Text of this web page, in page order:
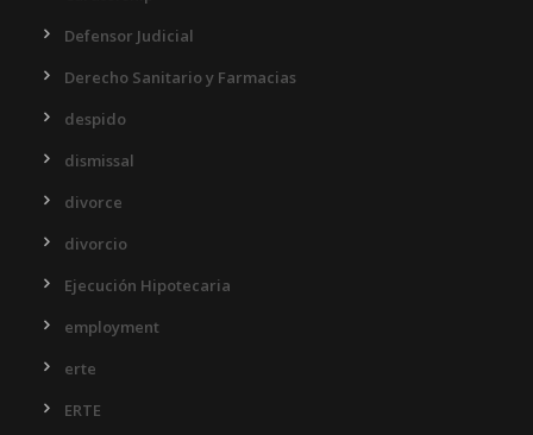
Defensor Judicial
Derecho Sanitario y Farmacias
despido
dismissal
divorce
divorcio
Ejecución Hipotecaria
employment
erte
ERTE